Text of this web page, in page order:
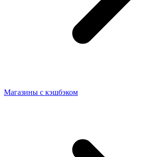
Магазины с кэшбэком